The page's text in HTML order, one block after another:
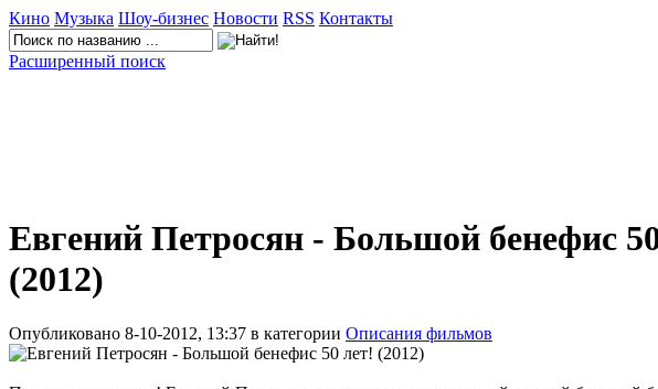
Кино Музыка Шоу-бизнес Новости RSS Контакты
Расширенный поиск
Евгений Петросян - Большой бенефис
(2012)
Опубликовано 8-10-2012, 13:37 в категории Описания фильмов